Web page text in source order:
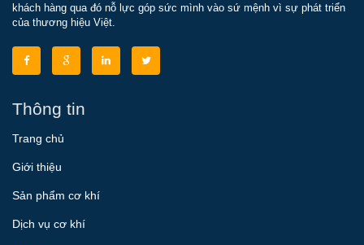
khách hàng qua đó nỗ lực góp sức mình vào sứ mệnh vì sự phát triển
của thương hiệu Việt.
Thông tin
Trang chủ
Giới thiệu
Sản phẩm cơ khí
Dịch vụ cơ khí